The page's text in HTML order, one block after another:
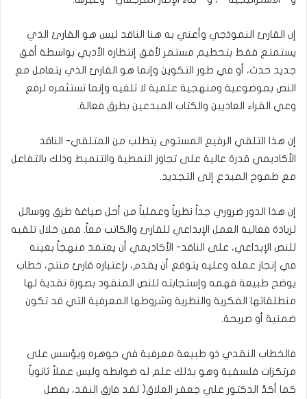
إن القارئ النموذجي وأعني به هنا الناقد ليس هو القارئ الذي
يستمتع فقط بتحطيم مستمر لأفق إنتظاره الأدبي بواسطة أفق
جديد حدث، أو في طور التكوين وإنما هو القارئ الذي يتعامل مع
النص بموضوعية ومنهجية علمية لا تلغيه وإنما تستثمره لرفع
وعي القراء العاديين والكتاب المبدعين بطرق فعالة.
إن هذا التلقي الرفيع المستوى يتطلب من المتلقي- الناقد
الأكاديمي قدرة عالية على تجاوز النمطية والتنميط وذلك بالتفاعل
مع طموح المبدع إلى التجديد.
إن هذا الدور ضروري جداً نظرياً وعملياً من أجل صياغة طرق ووسائل
لزيادة فعالية العمل الإبداعي للقارئ والكاتب معاً. فمن خلال تلقيه
للنص الإبداعي، على الناقد- الأكاديمي أن يعتمد منهجاً بعينه
في إنجاز عمله وعليه يتوقع أن يقدم، بإعتباره قارئ منتج، خطاب
يوضح طبيعة فهمه وإستجابته للنص المنقود بصورة نقدية لها
منطلقاتها الفكرية والنظرية وشروطها المعرفية التي قد تكون
ضمنية أو صريحة.
فالخطاب النقدي ذو طبيعة معرفية في جوهره ويؤسس على
مرتكزات فلسفية وهو بذلك علم له ضوابطه وليس عملاً ثانوياً
كما أكدّ الدكتور علي جعفر العلاق( لقد فارق النقد، بفضل